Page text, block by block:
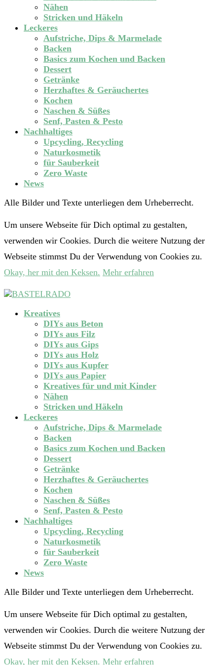
Nähen
Stricken und Häkeln
Leckeres
Aufstriche, Dips & Marmelade
Backen
Basics zum Kochen und Backen
Dessert
Getränke
Herzhaftes & Geräuchertes
Kochen
Naschen & Süßes
Senf, Pasten & Pesto
Nachhaltiges
Upcycling, Recycling
Naturkosmetik
für Sauberkeit
Zero Waste
News
Alle Bilder und Texte unterliegen dem Urheberrecht.
Um unsere Webseite für Dich optimal zu gestalten,
verwenden wir Cookies. Durch die weitere Nutzung der
Webseite stimmst Du der Verwendung von Cookies zu.
Okay, her mit den Keksen. Mehr erfahren
Kreatives
DIYs aus Beton
DIYs aus Filz
DIYs aus Gips
DIYs aus Holz
DIYs aus Kupfer
DIYs aus Papier
Kreatives für und mit Kinder
Nähen
Stricken und Häkeln
Leckeres
Aufstriche, Dips & Marmelade
Backen
Basics zum Kochen und Backen
Dessert
Getränke
Herzhaftes & Geräuchertes
Kochen
Naschen & Süßes
Senf, Pasten & Pesto
Nachhaltiges
Upcycling, Recycling
Naturkosmetik
für Sauberkeit
Zero Waste
News
Alle Bilder und Texte unterliegen dem Urheberrecht.
Um unsere Webseite für Dich optimal zu gestalten,
verwenden wir Cookies. Durch die weitere Nutzung der
Webseite stimmst Du der Verwendung von Cookies zu.
Okay, her mit den Keksen. Mehr erfahren